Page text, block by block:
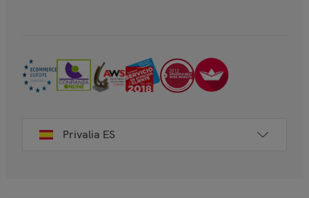
Privalia ES